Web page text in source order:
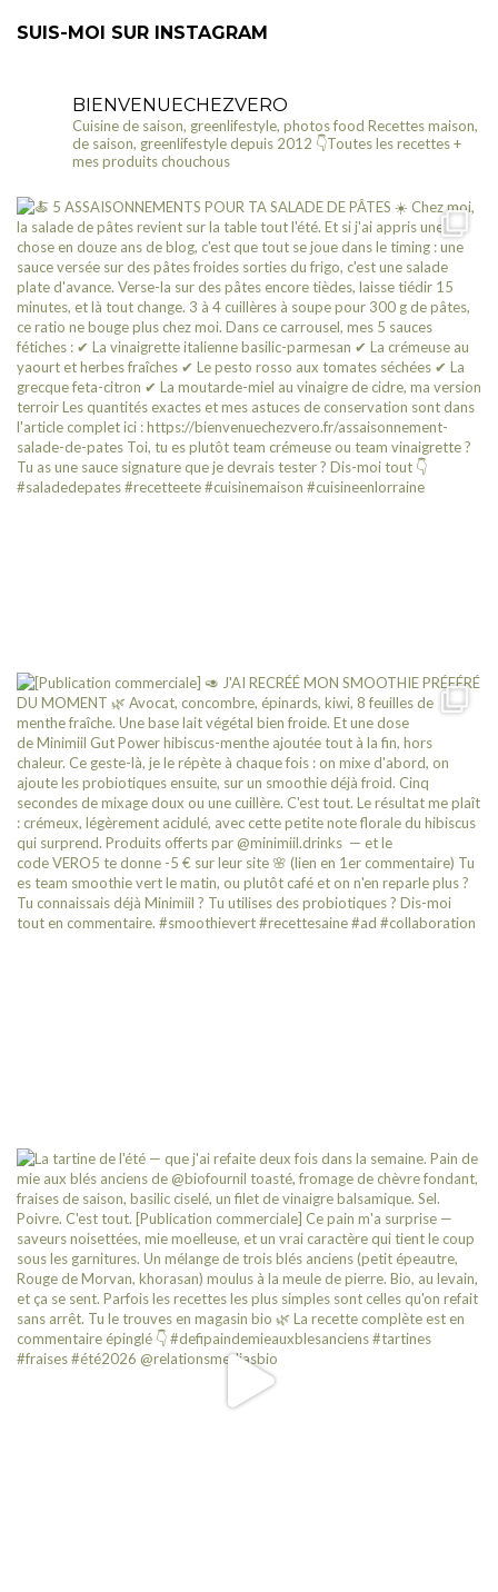
SUIS-MOI SUR INSTAGRAM
BIENVENUECHEZVERO
Cuisine de saison, greenlifestyle, photos food Recettes maison,
de saison, greenlifestyle depuis 2012 👇Toutes les recettes +
mes produits chouchous